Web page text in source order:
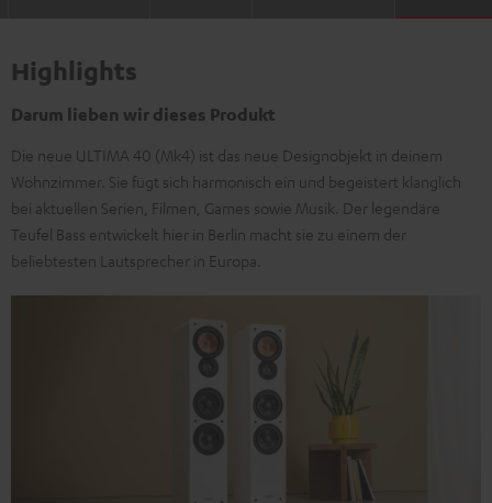
Highlights
Darum lieben wir dieses Produkt
Die neue ULTIMA 40 (Mk4) ist das neue Designobjekt in deinem
Wohnzimmer. Sie fügt sich harmonisch ein und begeistert klanglich
bei aktuellen Serien, Filmen, Games sowie Musik. Der legendäre
Teufel Bass entwickelt hier in Berlin macht sie zu einem der
beliebtesten Lautsprecher in Europa.